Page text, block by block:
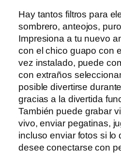
Hay tantos filtros para
sombrero, anteojos,
Impresiona a tu nuevo
con el chico guapo con
vez instalado, puede
con extraños
posible divertirse
gracias a la divertida
También puede grabar
vivo, enviar pegatinas,
incluso enviar fotos si lo
desee conectarse con